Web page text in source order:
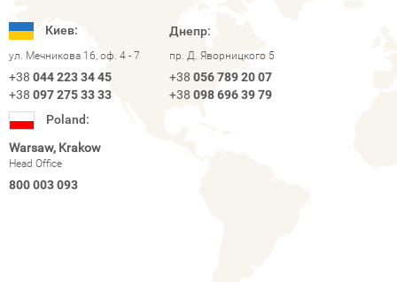
Киев:
ул. Мечникова 16, оф. 4 - 7
+38 044 223 34 45
+38 097 275 33 33
Днепр:
пр. Д. Яворницкого 5
+38 056 789 20 07
+38 098 696 39 79
Poland:
Warsaw, Krakow
Head Office
800 003 093